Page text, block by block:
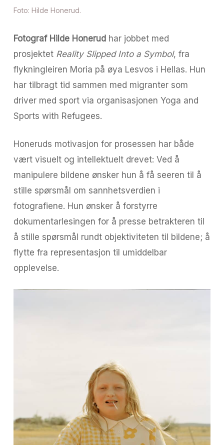
Foto: Hilde Honerud.
Fotograf Hilde Honerudhar jobbet med
prosjektet Reality Slipped Into a Symbol, fra
flykningleiren Moria på øya Lesvos i Hellas. Hun
har tilbragt tid sammen med migranter som
driver med sport via organisasjonen Yoga and
Sports with Refugees.
Honeruds motivasjon for prosessen har både
vært visuelt og intellektuelt drevet: Ved å
manipulere bildene ønsker hun å få seeren til å
stille spørsmål om sannhetsverdien i
fotografiene. Hun ønsker å forstyrre
dokumentarlesingen for å presse betrakteren til
å stille spørsmål rundt objektiviteten til bildene; å
flytte fra representasjon til umiddelbar
opplevelse.